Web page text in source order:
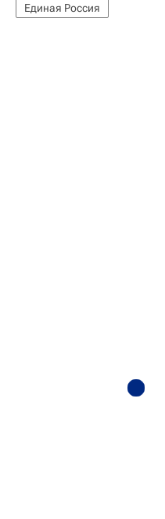
Единая Россия